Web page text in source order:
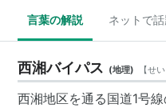
言葉の解説 ネットで話
西湘バイパス (地理) 【せ
西湘地区を通る国道1号線